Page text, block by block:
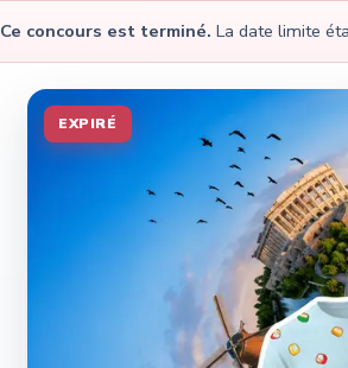
Ce concours est terminé. La date limite
EXPIRÉ